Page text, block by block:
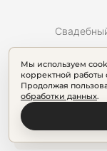
Мы используем
корректной работы
Продолжая
обработки данных.